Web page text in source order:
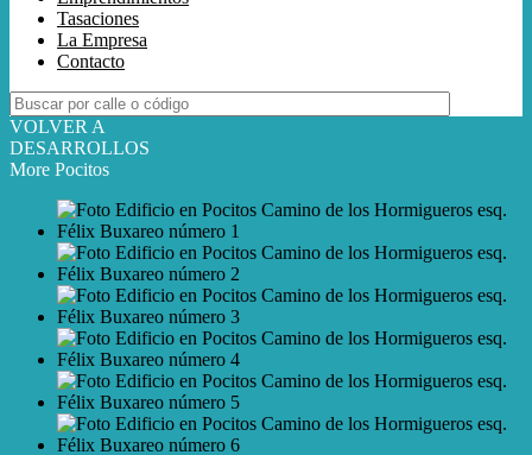
Tasaciones
La Empresa
Contacto
VOLVER A
DESARROLLOS
More Pocitos